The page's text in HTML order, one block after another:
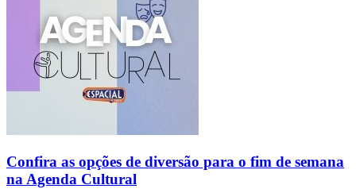
Confira as opções de diversão para o fim de semana
na Agenda Cultural